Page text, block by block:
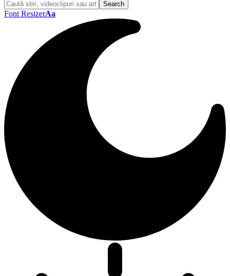
Font ResizerAa